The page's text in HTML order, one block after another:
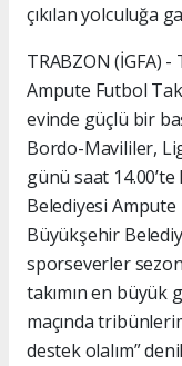
çıkılan yolculuğa
TRABZON (İGFA)
Ampute Futbol
evinde güçlü bir
Bordo-Mavililer,
günü saat 14.00’te
Belediyesi Ampute
Büyükşehir
sporseverler
takımın en büyük
maçında
destek olalım”